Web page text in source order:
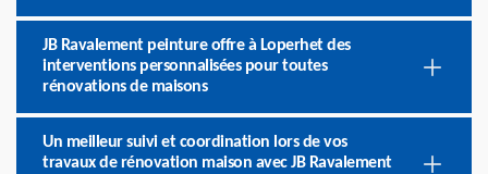
JB Ravalement peinture offre à Loperhet des
interventions personnalisées pour toutes
rénovations de maisons
Un meilleur suivi et coordination lors de vos
travaux de rénovation maison avec JB Ravalement